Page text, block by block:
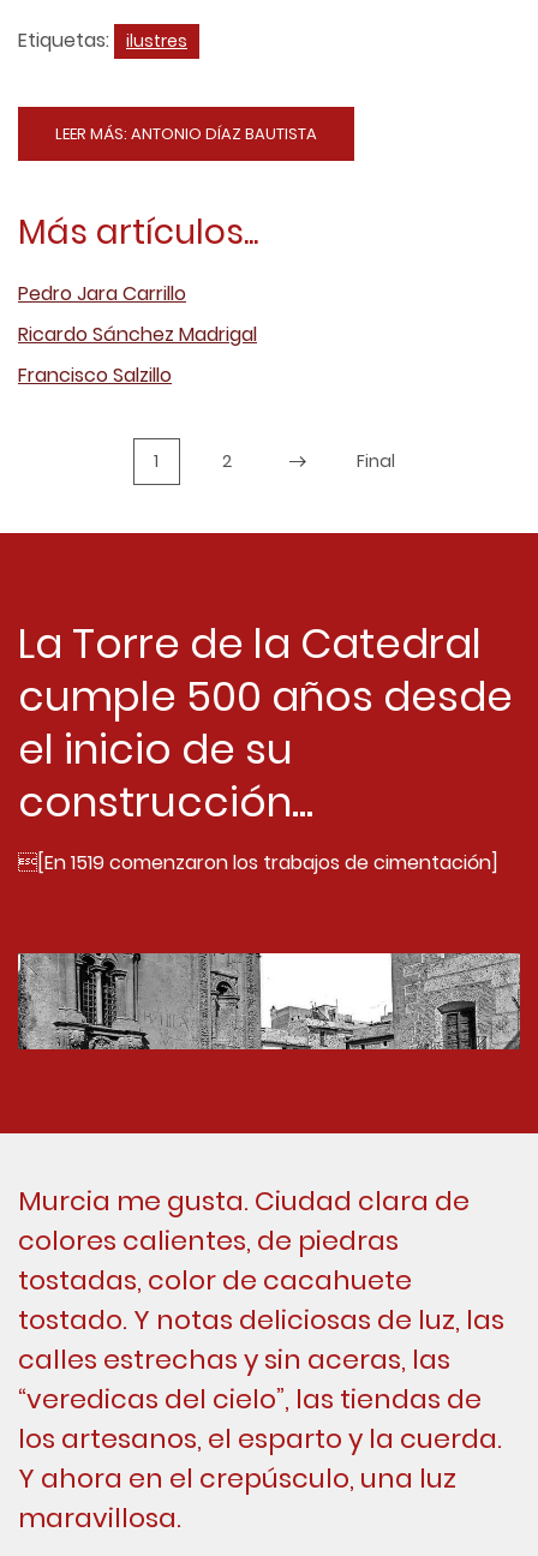
Etiquetas:
ilustres
LEER MÁS: ANTONIO DÍAZ BAUTISTA
Más artículos...
Pedro Jara Carrillo
Ricardo Sánchez Madrigal
Francisco Salzillo
1 2 Final
La Torre de la Catedral
cumple 500 años desde
el inicio de su
construcción...
[En 1519 comenzaron los trabajos de cimentación]
Murcia me gusta. Ciudad clara de
colores calientes, de piedras
tostadas, color de cacahuete
tostado. Y notas deliciosas de luz, las
calles estrechas y sin aceras, las
“veredicas del cielo”, las tiendas de
los artesanos, el esparto y la cuerda.
Y ahora en el crepúsculo, una luz
maravillosa.